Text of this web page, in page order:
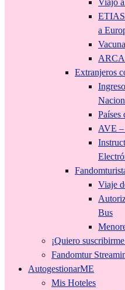
ETIAS
a
ARCA
Extranjeros
Países
AVE –
Viaje
Bus
¡Quiero
Fandomtur
AutogestionarME
Mis Hoteles